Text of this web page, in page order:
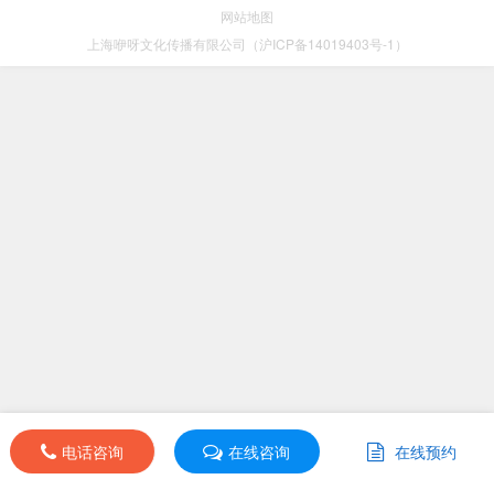
网站地图
上海咿呀文化传播有限公司（沪ICP备14019403号-1）
电话咨询 在线咨询 在线预约